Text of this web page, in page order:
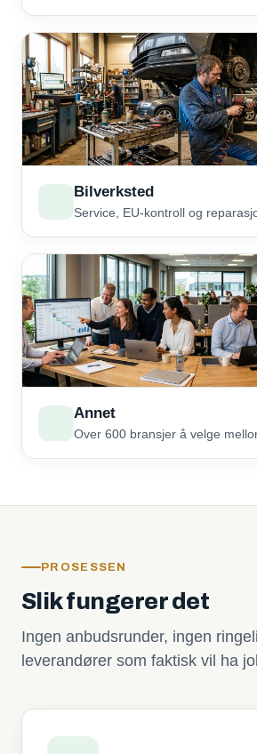
Bilverksted
Service, EU-kontroll og
Annet
Over 600 bransjer å velge
PROSESSEN
Slik fungerer det
Ingen anbudsrunder, ingen
leverandører som faktisk vil ha